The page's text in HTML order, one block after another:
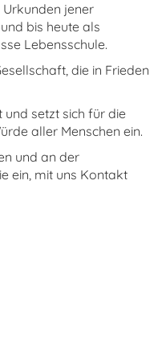
jener
bis heute als
Lebensschule.
die in Frieden
und setzt sich für die
aller Menschen ein.
und an der
ein, mit uns Kontakt